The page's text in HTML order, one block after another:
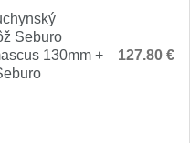
Seburo
130mm +
127.80 €